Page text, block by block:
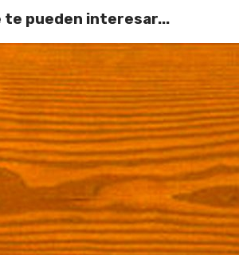
te pueden interesar...